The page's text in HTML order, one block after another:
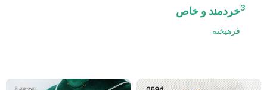
3خردمند و خاص
فرهیخته